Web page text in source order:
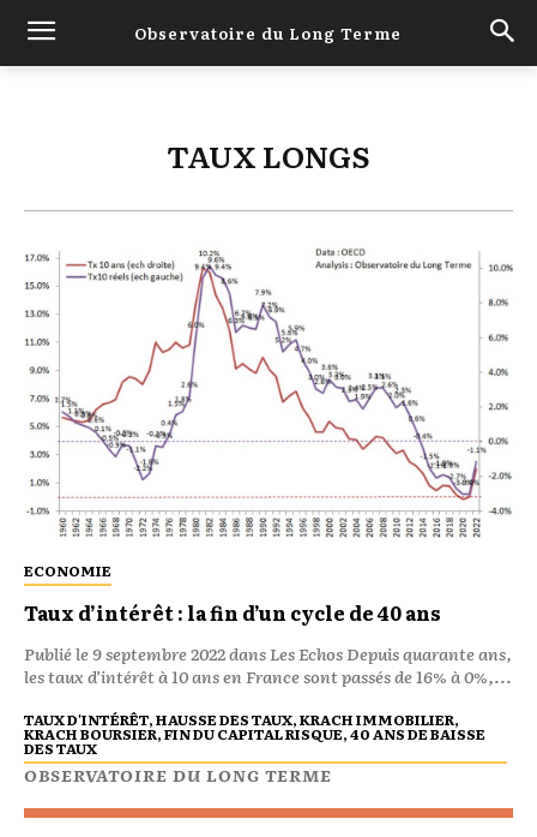
Observatoire du Long Terme
TAUX LONGS
ECONOMIE
Taux d’intérêt : la fin d’un cycle de 40 ans
Publié le 9 septembre 2022 dans Les Echos Depuis quarante ans,
les taux d’intérêt à 10 ans en France sont passés de 16% à 0%,...
TAUX D'INTÉRÊT, HAUSSE DES TAUX, KRACH IMMOBILIER,
KRACH BOURSIER, FIN DU CAPITAL RISQUE, 40 ANS DE BAISSE
DES TAUX
OBSERVATOIRE DU LONG TERME